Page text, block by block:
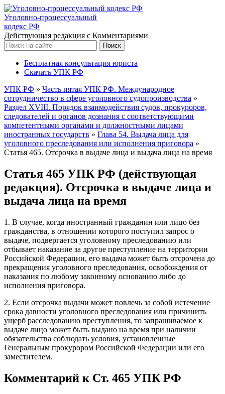
Уголовно-процессуальный
кодекс РФ
Действующая редакция с Комментариями
Бесплатная консультация юриста
Скачать УПК РФ
УПК РФ » Часть пятая УПК РФ. Международное
сотрудничество в сфере уголовного судопроизводства »
Раздел XVIII. Порядок взаимодействия судов, прокуроров,
следователей и органов дознания с соответствующими
компетентными органами и должностными лицами
иностранных государств » Глава 54. Выдача лица для
уголовного преследования или исполнения приговора »
Статья 465. Отсрочка в выдаче лица и выдача лица на время
Статья 465 УПК РФ (действующая
редакция). Отсрочка в выдаче лица и
выдача лица на время
1. В случае, когда иностранный гражданин или лицо без
гражданства, в отношении которого поступил запрос о
выдаче, подвергается уголовному преследованию или
отбывает наказание за другое преступление на территории
Российской Федерации, его выдача может быть отсрочена до
прекращения уголовного преследования, освобождения от
наказания по любому законному основанию либо до
исполнения приговора.
2. Если отсрочка выдачи может повлечь за собой истечение
срока давности уголовного преследования или причинить
ущерб расследованию преступления, то запрашиваемое к
выдаче лицо может быть выдано на время при наличии
обязательства соблюдать условия, установленные
Генеральным прокурором Российской Федерации или его
заместителем.
Комментарий к Ст. 465 УПК РФ